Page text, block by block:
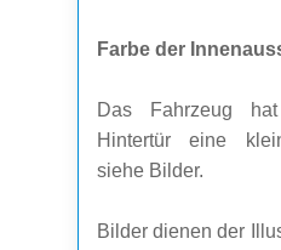
Farbe der
Das Fahrzeug
Hintertür eine
siehe Bilder.
Bilder dienen der